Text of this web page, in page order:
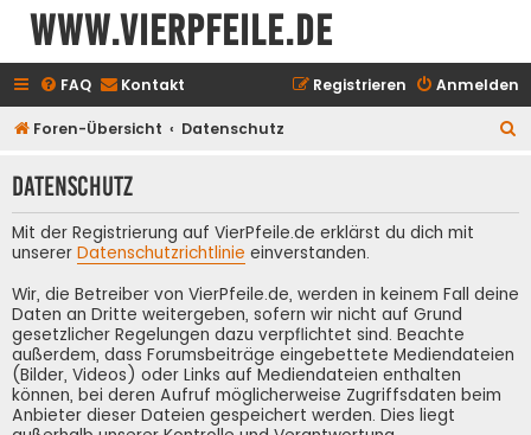
www.vierpfeile.de
FAQ Kontakt Anmelden
Registrieren
Foren-Übersicht Datenschutz
h
Datenschutz
Mit der Registrierung auf VierPfeile.de erklärst du dich mit
unserer Datenschutzrichtlinie einverstanden.
Wir, die Betreiber von VierPfeile.de, werden in keinem Fall deine
Daten an Dritte weitergeben, sofern wir nicht auf Grund
gesetzlicher Regelungen dazu verpflichtet sind. Beachte
außerdem, dass Forumsbeiträge eingebettete Mediendateien
(Bilder, Videos) oder Links auf Mediendateien enthalten
können, bei deren Aufruf möglicherweise Zugriffsdaten beim
Anbieter dieser Dateien gespeichert werden. Dies liegt